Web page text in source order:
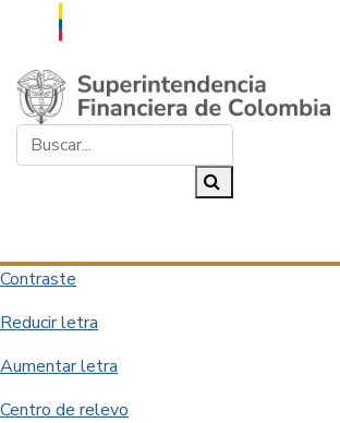
Saltar al contenido principal
Contraste
Reducir letra
Aumentar letra
Centro de relevo